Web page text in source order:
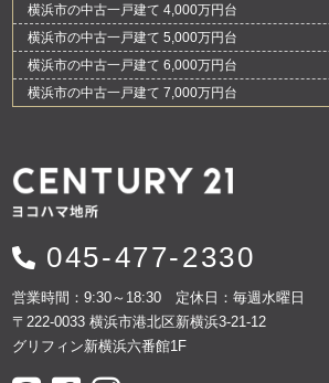
横浜市の中古一戸建て 4,000万円台
横浜市の中古一戸建て 5,000万円台
横浜市の中古一戸建て 6,000万円台
横浜市の中古一戸建て 7,000万円台
045-477-2330
営業時間：9:30～18:30 定休日：毎週水曜日
〒222-0033 横浜市港北区新横浜3-21-12
グリフィン新横浜六番館1F